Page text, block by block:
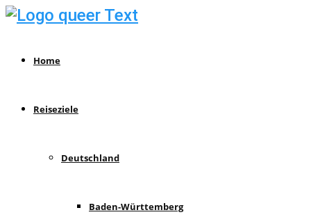
Home
Reiseziele
Deutschland
Baden-Württemberg